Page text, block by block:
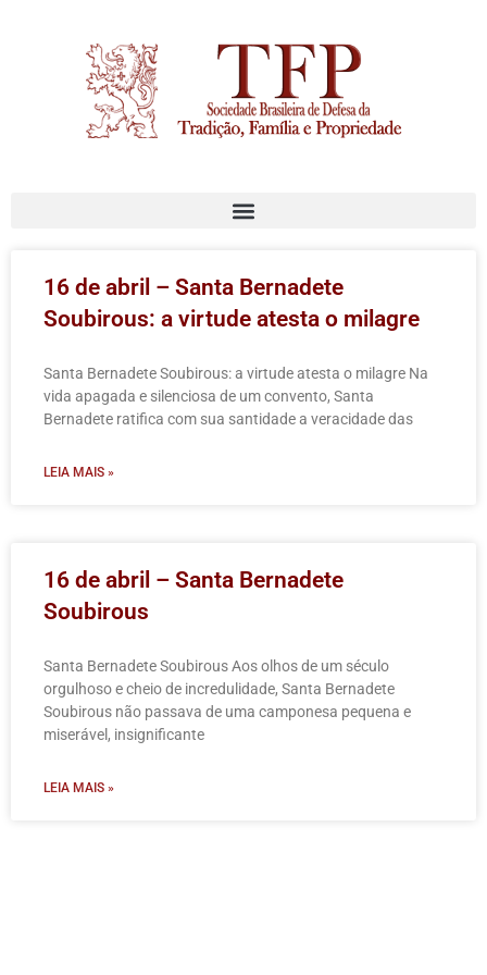
16 de abril – Santa Bernadete
Soubirous: a virtude atesta o milagre
Santa Bernadete Soubirous: a virtude atesta o milagre Na
vida apagada e silenciosa de um convento, Santa
Bernadete ratifica com sua santidade a veracidade das
LEIA MAIS »
16 de abril – Santa Bernadete
Soubirous
Santa Bernadete Soubirous Aos olhos de um século
orgulhoso e cheio de incredulidade, Santa Bernadete
Soubirous não passava de uma camponesa pequena e
miserável, insignificante
LEIA MAIS »